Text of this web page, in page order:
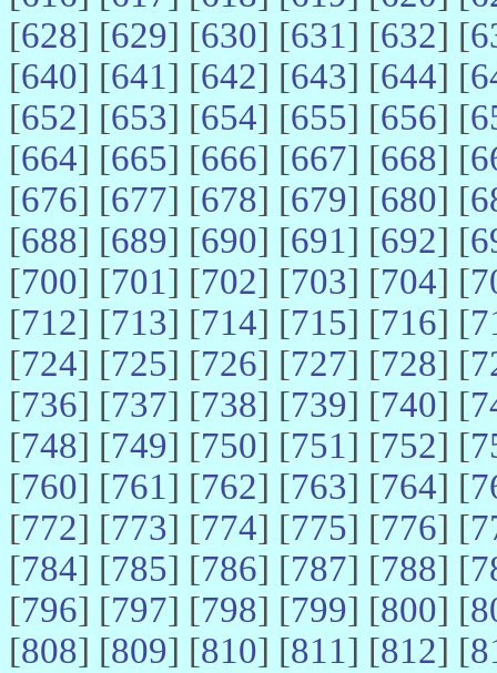
[628] [629] [630] [631] [632] [
[640] [641] [642] [643] [644] [
[652] [653] [654] [655] [656] [
[664] [665] [666] [667] [668] [
[676] [677] [678] [679] [680] [
[688] [689] [690] [691] [692] [
[700] [701] [702] [703] [704] [
[712] [713] [714] [715] [716] [
[724] [725] [726] [727] [728] [
[736] [737] [738] [739] [740] [
[748] [749] [750] [751] [752] [
[760] [761] [762] [763] [764] [
[772] [773] [774] [775] [776] [
[784] [785] [786] [787] [788] [
[796] [797] [798] [799] [800] [
[808] [809] [810] [811] [812] [